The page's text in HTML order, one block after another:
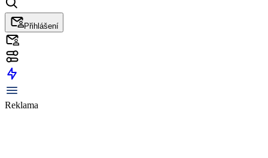
Přihlášení
Reklama